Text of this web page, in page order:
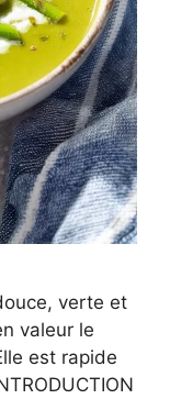
verte et
valeur le
est rapide